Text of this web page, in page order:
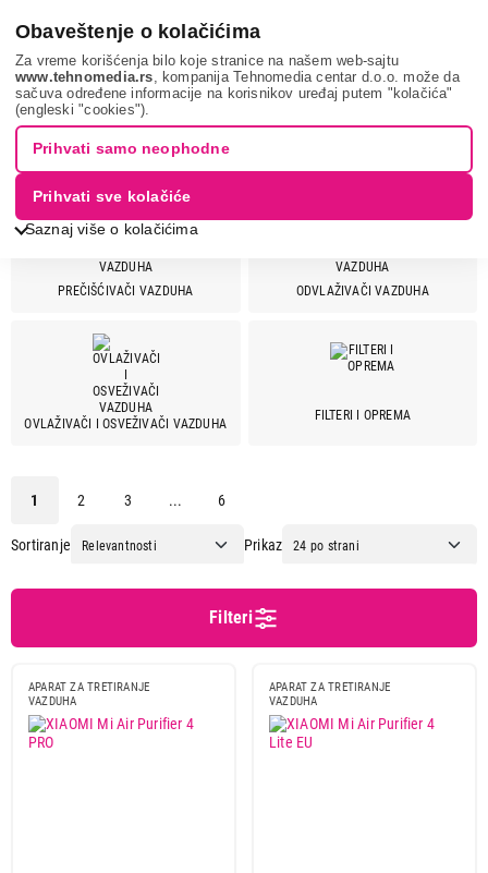
Obaveštenje o kolačićima
Za vreme korišćenja bilo koje stranice na našem web-sajtu
www.tehnomedia.rs , kompanija Tehnomedia centar d.o.o. može da
sačuva određene informacije na korisnikov uređaj putem "kolačića"
(engleski "cookies").
Saznaj više o kolačićima
Prihvati samo neophodne
Prihvati sve kolačiće
Mali kućni aparati Aparati za tretiranje vazduha
Cena
Beurer
Delonghi
2
Dyson
8
Gorenje
Gree
2
APARATI ZA TRETIRANJE VAZDUHA
PREČIŠĆIVAČI VAZDUHA ODVLAŽIVAČI VAZDUHA
OVLAŽIVAČI I OSVEŽIVAČI VAZDUHA
FILTERI I OPREMA
Sortiranje Prikaz
1 2 3 ... 6
Filteri
APARAT ZA TRETIRANJE
VAZDUHA
APARAT ZA TRETIRANJE
VAZDUHA